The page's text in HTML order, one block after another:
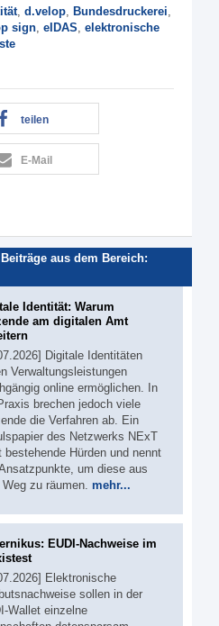
, d.velop, Bundesdruckerei,
sign, eIDAS, elektronische
teilen
E-Mail
aus dem Bereich:
Identität: Warum
am digitalen Amt
Digitale Identitäten
Verwaltungsleistungen
online ermöglichen. In
brechen jedoch viele
die Verfahren ab. Ein
des Netzwerks NExT
bestehende Hürden und nennt
um diese aus
zu räumen. mehr...
EUDI-Nachweise im
Elektronische
sollen in der
Wallet einzelne